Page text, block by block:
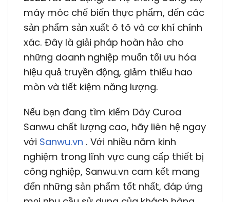
máy móc chế biến thực phẩm, đến các
sản phẩm sản xuất ô tô và cơ khí chính
xác. Đây là giải pháp hoàn hảo cho
những doanh nghiệp muốn tối ưu hóa
hiệu quả truyền động, giảm thiểu hao
mòn và tiết kiệm năng lượng.
Nếu bạn đang tìm kiếm Dây Curoa
Sanwu chất lượng cao, hãy liên hệ ngay
với Sanwu.vn . Với nhiều năm kinh
nghiệm trong lĩnh vực cung cấp thiết bị
công nghiệp, Sanwu.vn cam kết mang
đến những sản phẩm tốt nhất, đáp ứng